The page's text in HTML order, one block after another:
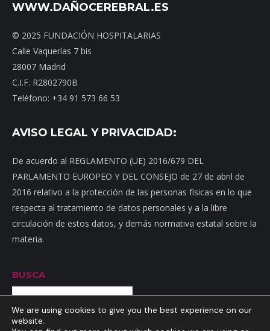
WWW.DAÑOCEREBRAL.ES
© 2025 FUNDACIÓN HOSPITALARIAS
Calle Vaquerías 7 bis
28007 Madrid
C.I.F. R2802790B
Teléfono: +34 91 573 66 53
AVISO LEGAL Y PRIVACIDAD:
De acuerdo al REGLAMENTO (UE) 2016/679 DEL
PARLAMENTO EUROPEO Y DEL CONSEJO de 27 de abril de
2016 relativo a la protección de las personas físicas en lo que
respecta al tratamiento de datos personales y a la libre
circulación de estos datos, y demás normativa estatal sobre la
materia.
BUSCA
Buscar
We are using cookies to give you the best experience on our
website.